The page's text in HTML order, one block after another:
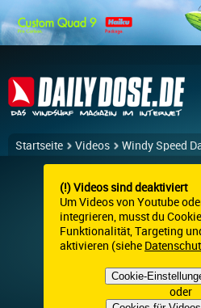
Startseite Videos Windy Speed
(!) Videos sind deaktiviert
Um Videos von Youtube
integrieren, musst du
Funktionalität, Targeting
aktivieren (siehe
Cookie-
oder